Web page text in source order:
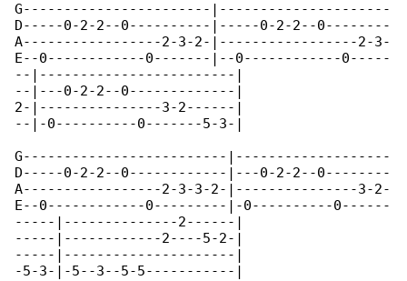
G-----------------------|---------------------
D-----0-2-2--0----------|-----0-2-2--0--------
A-----------------2-3-2-|-----------------2-3-
E--0------------0-------|--0------------0-----
--|------------------------|
--|---0-2-2--0-------------|
2-|---------------3-2------|
--|-0----------0-------5-3-|
G-------------------------|-------------------
D-----0-2-2--0------------|---0-2-2--0--------
A-----------------2-3-3-2-|---------------3-2-
E--0------------0---------|-0----------0------
-----|--------------2------|
-----|------------2----5-2-|
-----|---------------------|
-5-3-|-5--3--5-5-----------|